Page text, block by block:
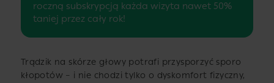
roczną subskrypcją każda wizyta nawet 50%
taniej przez cały rok!
Trądzik na skórze głowy potrafi przysporzyć sporo
kłopotów – i nie chodzi tylko o dyskomfort fizyczny,